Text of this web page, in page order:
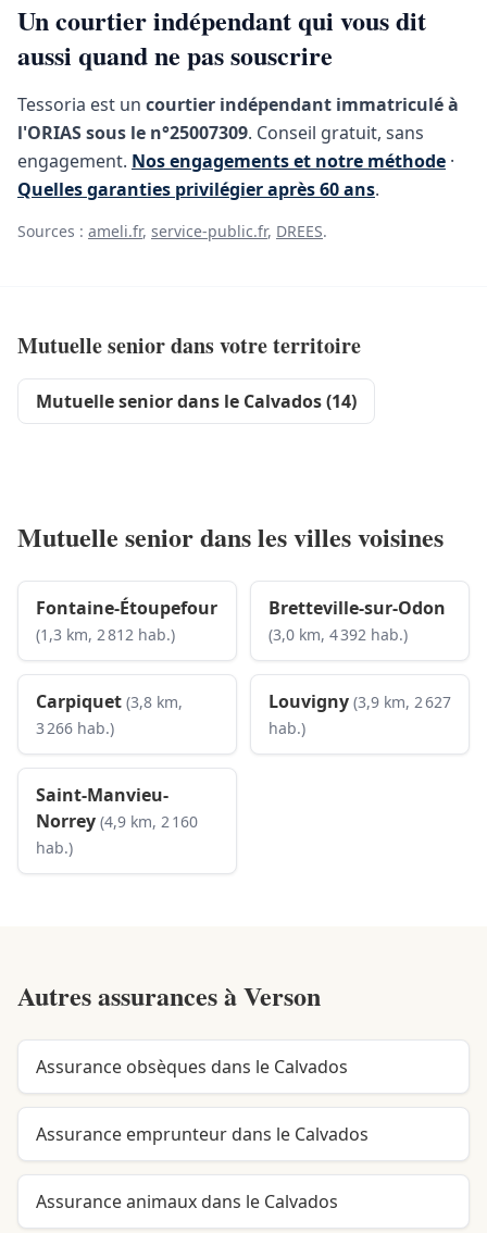
Un courtier indépendant qui vous dit
aussi quand ne pas souscrire
Tessoria est un courtier indépendant immatriculé à
l'ORIAS sous le n°25007309. Conseil gratuit, sans
engagement. Nos engagements et notre méthode ·
Quelles garanties privilégier après 60 ans.
Sources : ameli.fr, service-public.fr, DREES.
Mutuelle senior dans votre territoire
Mutuelle senior dans le Calvados (14)
Mutuelle senior dans les villes voisines
Fontaine-Étoupefour
(1,3 km, 2 812 hab.)
Bretteville-sur-Odon
(3,0 km, 4 392 hab.)
Carpiquet (3,8 km,
3 266 hab.)
Louvigny (3,9 km, 2 627
hab.)
Saint-Manvieu-
Norrey (4,9 km, 2 160
hab.)
Autres assurances àVerson
Assurance obsèques dans le Calvados
Assurance emprunteur dans le Calvados
Assurance animaux dans le Calvados